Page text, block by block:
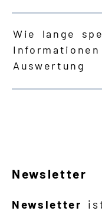
Wie lange
Auswertung
Newsletter
Newsletter